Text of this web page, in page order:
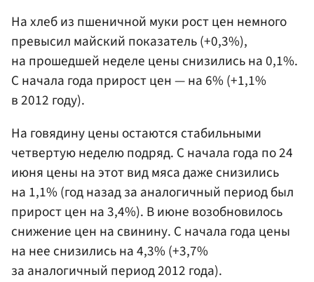
На хлеб из пшеничной муки рост цен немного
превысил майский показатель (+0,3%),
на прошедшей неделе цены снизились на 0,1%.
С начала года прирост цен — на 6% (+1,1%
в 2012 году).
На говядину цены остаются стабильными
четвертую неделю подряд. С начала года по 24
июня цены на этот вид мяса даже снизились
на 1,1% (год назад за аналогичный период был
прирост цен на 3,4%). В июне возобновилось
снижение цен на свинину. С начала года цены
на нее снизились на 4,3% (+3,7%
за аналогичный период 2012 года).